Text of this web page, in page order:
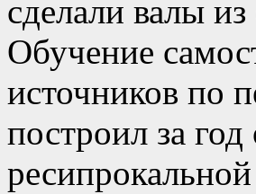
сделали валы
Обучение
источников по
построил за